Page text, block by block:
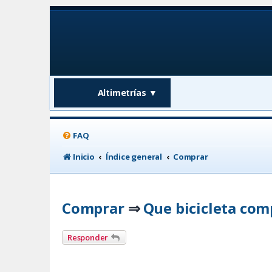
Altimetrías ▼
FAQ
Inicio
Índice general Comprar
Comprar⇒ Que bicicleta
Responder